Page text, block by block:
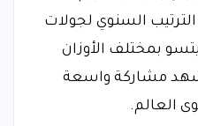
الترتيب السنوي لجولات
بمختلف الأوزان
شهد مشاركة واسعة
العالم.